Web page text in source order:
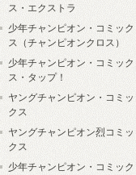
ス・エクストラ
少年チャンピオン・コミック
ス（チャンピオンクロス）
少年チャンピオン・コミック
ス・タップ！
ヤングチャンピオン・コミッ
クス
ヤングチャンピオン烈コミッ
クス
少年チャンピオン・コミック